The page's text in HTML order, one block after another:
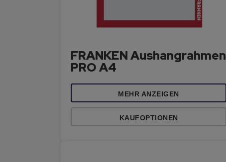
FRANKEN Aushangrahmen
PRO A4
MEHR ANZEIGEN
KAUFOPTIONEN